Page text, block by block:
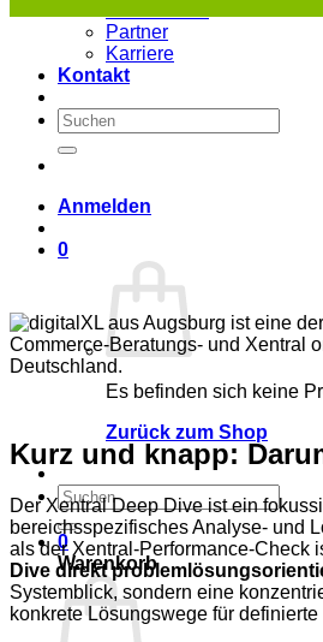
Partner
Karriere
Kontakt
Suchen
nach:
Anmelden
0
Es befinden sich keine
Zurück zum Shop
Suchen
nach:
0
Warenkorb
Kurz und knapp:
Der Xentral Deep Dive ist ein
bereichsspezifisches Analyse- und
als der Xentral-Performance-Check
Dive direkt
Systemblick, sondern eine
konkrete Lösungswege für